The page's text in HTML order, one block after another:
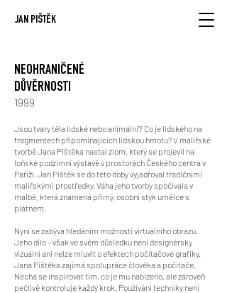
JAN PIŠTĚK
NEOHRANIČENÉ
DŮVĚRNOSTI
1999
Jsou tvary těla lidské nebo animální’? Co je lidského na
fragmentech připomínajících lidskou hmotu? V malířské
tvorbě Jana Pištěka nastal zlom, který se projevil na
loňské podzimní výstavě v prostorách Českého centra v
Paříži. Jan Pištěk se do této doby vyjadřoval tradičními
malířskými prostředky. Váha jeho tvorby spočívala v
malbě, která znamená přímý, osobní styk umělce s
plátnem.
Nyní se zabývá hledáním možností virtuálního obrazu.
Jeho dílo – však ve svém důsledku není designérsky
vizuální ani nelze mluvit o efektech počítačové grafiky.
Jana Pištěka zajímá spolupráce člověka a počítače.
Nechá se inspirovat tím, co je mu nabízeno, ale zároveň
pečlivě kontroluje každý krok. Používání techniky není